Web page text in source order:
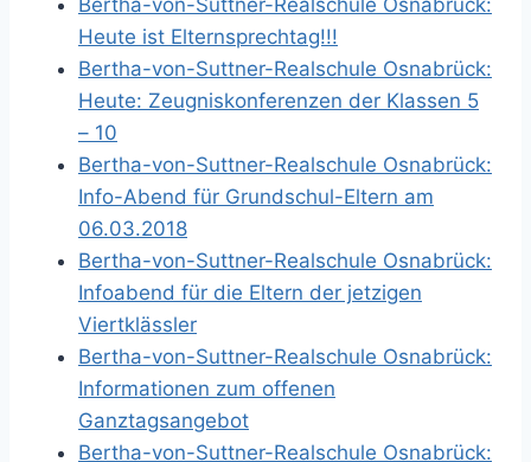
Bertha-von-Suttner-Realschule Osnabrück:
Heute ist Elternsprechtag!!!
Bertha-von-Suttner-Realschule Osnabrück:
Heute: Zeugniskonferenzen der Klassen 5
– 10
Bertha-von-Suttner-Realschule Osnabrück:
Info-Abend für Grundschul-Eltern am
06.03.2018
Bertha-von-Suttner-Realschule Osnabrück:
Infoabend für die Eltern der jetzigen
Viertklässler
Bertha-von-Suttner-Realschule Osnabrück:
Informationen zum offenen
Ganztagsangebot
Bertha-von-Suttner-Realschule Osnabrück: